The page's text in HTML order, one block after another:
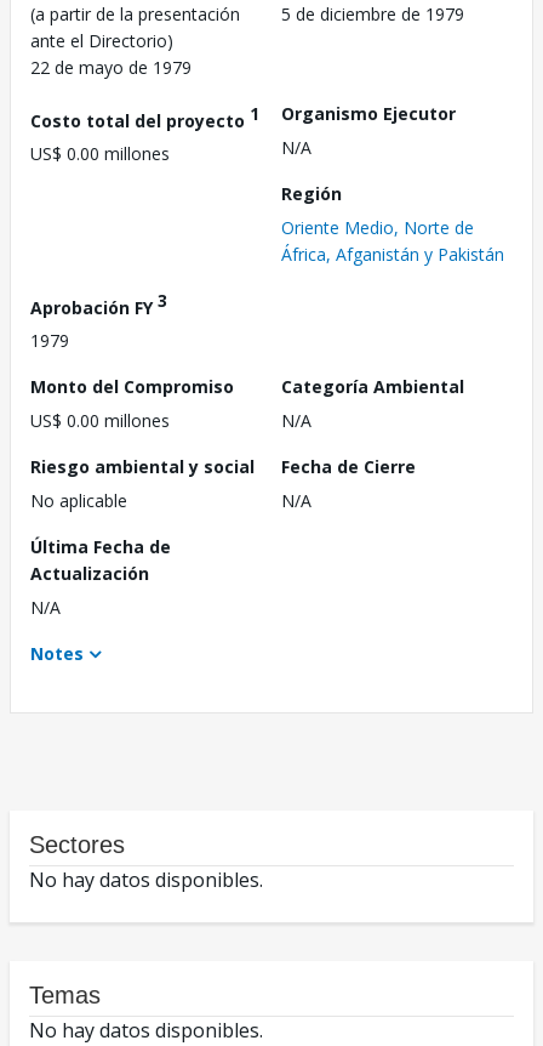
(a partir de la presentación
ante el Directorio)
22 de mayo de 1979
5 de diciembre de 1979
Costo total del proyecto 1
US$ 0.00 millones
Organismo Ejecutor
N/A
Región
Oriente Medio, Norte de
África, Afganistán y Pakistán
Aprobación FY3
1979
Monto del Compromiso
US$ 0.00 millones
Categoría Ambiental
N/A
Riesgo ambiental y social
No aplicable
Fecha de Cierre
N/A
Última Fecha de
Actualización
N/A
Notes
Sectores
No hay datos disponibles.
Temas
No hay datos disponibles.